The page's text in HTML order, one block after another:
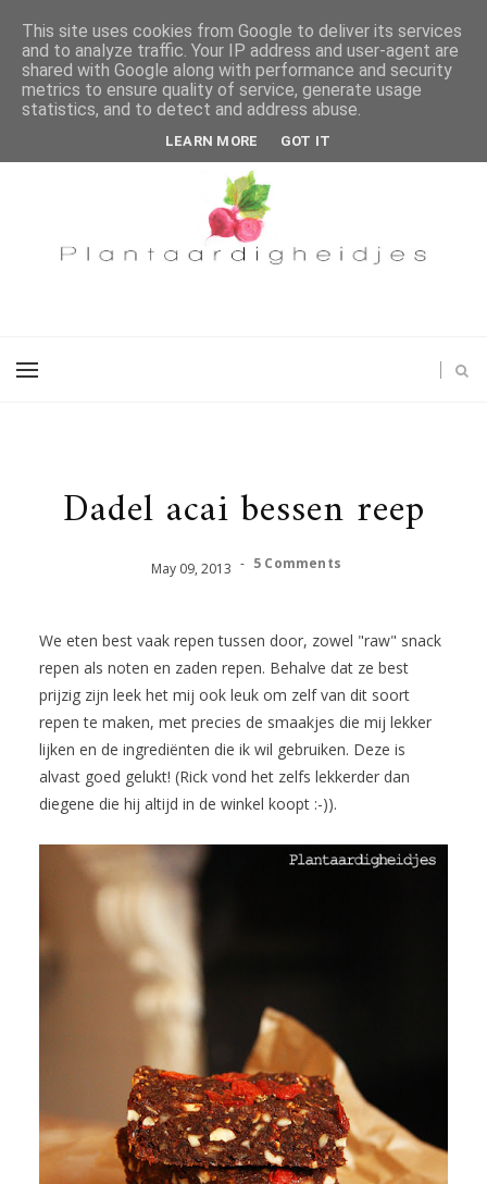
Dadel acai bessen reep
May 09, 2013 - 5 Comments
We eten best vaak repen tussen door, zowel "raw" snack
repen als noten en zaden repen. Behalve dat ze best
prijzig zijn leek het mij ook leuk om zelf van dit soort
repen te maken, met precies de smaakjes die mij lekker
lijken en de ingrediënten die ik wil gebruiken. Deze is
alvast goed gelukt! (Rick vond het zelfs lekkerder dan
diegene die hij altijd in de winkel koopt :-)).
This site uses cookies from Google to deliver its services
and to analyze traffic. Your IP address and user-agent are
shared with Google along with performance and security
metrics to ensure quality of service, generate usage
statistics, and to detect and address abuse.
LEARN MORE GOT IT